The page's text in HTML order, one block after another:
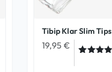
Tibip Klar Slim Tips
19,95€